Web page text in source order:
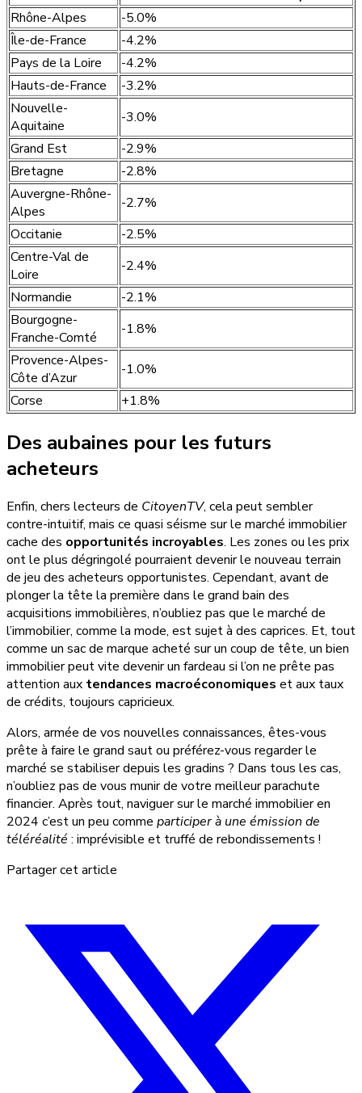
Rhône-Alpes
-5.0%
Île-de-France
-4.2%
Pays de la Loire
-4.2%
Hauts-de-France
-3.2%
Nouvelle-
Aquitaine
-3.0%
Grand Est
-2.9%
Bretagne
-2.8%
Auvergne-Rhône-
Alpes
-2.7%
Occitanie
-2.5%
Centre-Val de
Loire
-2.4%
Normandie
-2.1%
Bourgogne-
Franche-Comté
-1.8%
Provence-Alpes-
Côte d’Azur
-1.0%
Corse
+1.8%
Des aubaines pour les futurs
acheteurs
Enfin, chers lecteurs de CitoyenTV, cela peut sembler
contre-intuitif, mais ce quasi séisme sur le marché immobilier
cache des opportunités incroyables. Les zones ou les prix
ont le plus dégringolé pourraient devenir le nouveau terrain
de jeu des acheteurs opportunistes. Cependant, avant de
plonger la tête la première dans le grand bain des
acquisitions immobilières, n’oubliez pas que le marché de
l’immobilier, comme la mode, est sujet à des caprices. Et, tout
comme un sac de marque acheté sur un coup de tête, un bien
immobilier peut vite devenir un fardeau si l’on ne prête pas
attention aux tendances macroéconomiques et aux taux
de crédits, toujours capricieux.
Alors, armée de vos nouvelles connaissances, êtes-vous
prête à faire le grand saut ou préférez-vous regarder le
marché se stabiliser depuis les gradins ? Dans tous les cas,
n’oubliez pas de vous munir de votre meilleur parachute
financier. Après tout, naviguer sur le marché immobilier en
2024 c’est un peu comme participer à une émission de
téléréalité : imprévisible et truffé de rebondissements !
Partager cet article